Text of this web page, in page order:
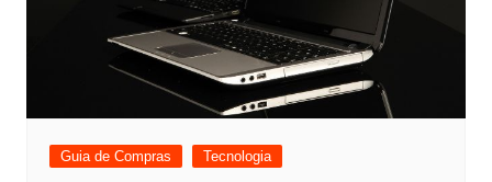
Guia de Compras Tecnologia